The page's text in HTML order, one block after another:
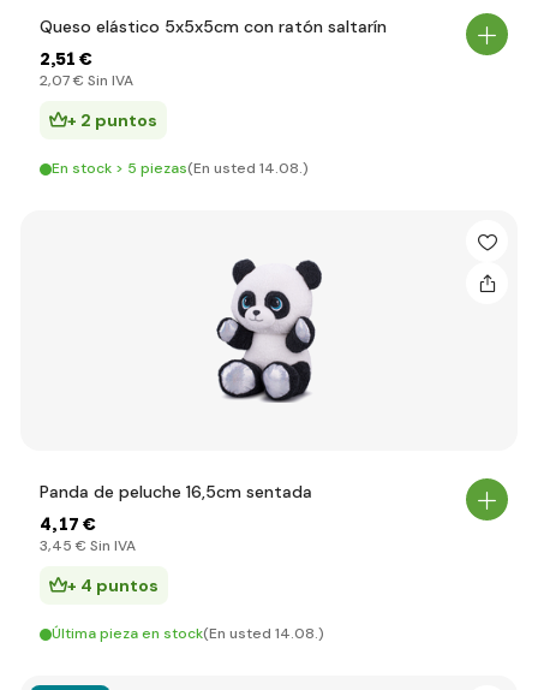
Queso elástico 5x5x5cm con ratón saltarín
2,51 €
2,07 € Sin IVA
+ 2 puntos
En stock > 5 piezas(En usted 14.08.)
Panda de peluche 16,5cm sentada
4,17 €
3,45 € Sin IVA
+ 4 puntos
Última pieza en stock(En usted 14.08.)